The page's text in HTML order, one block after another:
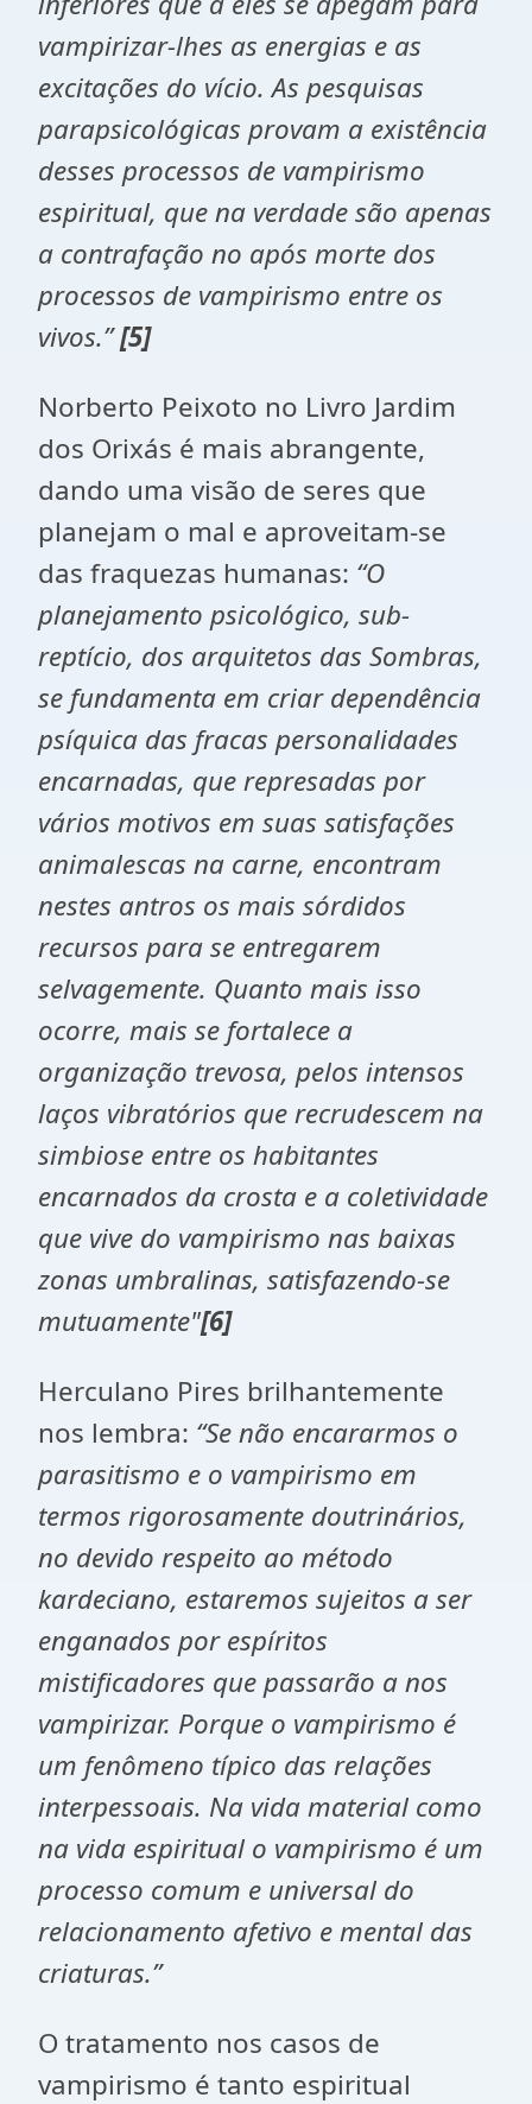
vampirizar-lhes as energias e as
excitações do vício. As pesquisas
parapsicológicas provam a existência
desses processos de vampirismo
espiritual, que na verdade são apenas
a contrafação no após morte dos
processos de vampirismo entre os
vivos.”[5]
Norberto Peixoto no Livro Jardim
dos Orixás é mais abrangente,
dando uma visão de seres que
planejam o mal e aproveitam-se
das fraquezas humanas: “O
planejamento psicológico, sub-
reptício, dos arquitetos das Sombras,
se fundamenta em criar dependência
psíquica das fracas personalidades
encarnadas, que represadas por
vários motivos em suas satisfações
animalescas na carne, encontram
nestes antros os mais sórdidos
recursos para se entregarem
selvagemente. Quanto mais isso
ocorre, mais se fortalece a
organização trevosa, pelos intensos
laços vibratórios que recrudescem na
simbiose entre os habitantes
encarnados da crosta e a coletividade
que vive do vampirismo nas baixas
zonas umbralinas, satisfazendo-se
mutuamente"[6]
Herculano Pires brilhantemente
nos lembra: “Se não encararmos o
parasitismo e o vampirismo em
termos rigorosamente doutrinários,
no devido respeito ao método
kardeciano, estaremos sujeitos a ser
enganados por espíritos
mistificadores que passarão a nos
vampirizar. Porque o vampirismo é
um fenômeno típico das relações
interpessoais. Na vida material como
na vida espiritual o vampirismo é um
processo comum e universal do
relacionamento afetivo e mental das
criaturas.”
O tratamento nos casos de
vampirismo é tanto espiritual